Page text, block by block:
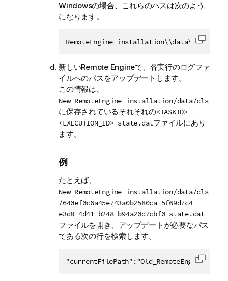
Windowsの場合、これらのパスは次のよう
になります。
コード
新しいRemote Engineで、各実行のログファ
イルへのパスをアップデートします。
この情報は、
New_RemoteEngine_installation/data/cls
に保存されているそれぞれの<TASKID>-
<EXECUTION_ID>-state.datファイルにあり
ます。
例
たとえば、
New_RemoteEngine_installation/data/cls
/640ef0c6a45e743a0b2580ca-5f69d7c4-
e3d8-4d41-b248-b94a20d7cbf0-state.dat
ファイルを開き、アップデートが必要なパス
である次の行を検索します。
コード